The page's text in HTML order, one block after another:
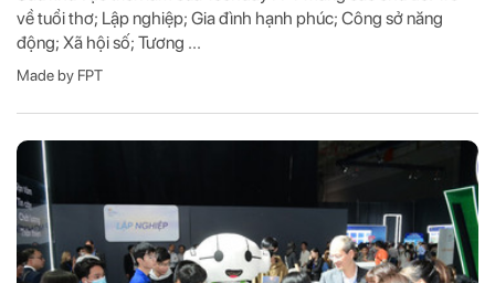
về tuổi thơ; Lập nghiệp; Gia đình hạnh phúc; Công sở năng
động; Xã hội số; Tương ...
Made by FPT